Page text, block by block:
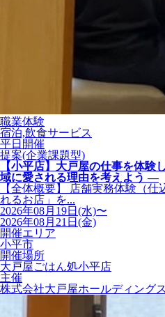
職業体験
宿泊,飲食サービス
平日開催
提案(企業課題型)
【小平店】大戸屋の仕事を体
域に愛される理由を考えよう ―
【全体概要】 店舗実務体験（
れるお店」を...
2026年08月19日(水)〜
2026年08月21日(金)
開催エリア
小平市
開催場所
大戸屋ごはん処小平店
主催
株式会社大戸屋ホールディングス